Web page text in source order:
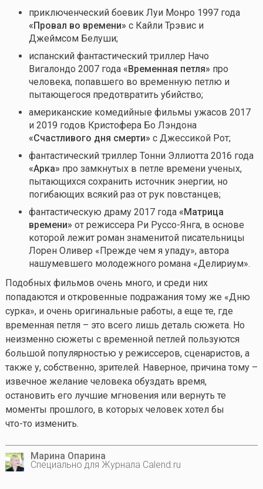
приключенческий боевик Луи Монро 1997 года
«Провал во времени» с Кайли Трэвис и
Джеймсом Белуши;
испанский фантастический триллер Начо
Вигалондо 2007 года «Временная петля» про
человека, попавшего во временную петлю и
пытающегося предотвратить убийство;
американские комедийные фильмы ужасов 2017
и 2019 годов Кристофера Бо Лэндона
«Счастливого дня смерти» с Джессикой Рот;
фантастический триллер Тонни Эллиотта 2016 года
«Арка» про замкнутых в петле времени ученых,
пытающихся сохранить источник энергии, но
погибающих всякий раз от рук повстанцев;
фантастическую драму 2017 года «Матрица
времени» от режиссера Ри Руссо-Янга, в основе
которой лежит роман знаменитой писательницы
Лорен Оливер «Прежде чем я упаду», автора
нашумевшего молодежного романа «Делириум».
Подобных фильмов очень много, и среди них
попадаются и откровенные подражания тому же «Дню
сурка», и очень оригинальные работы, а еще те, где
временная петля – это всего лишь деталь сюжета. Но
неизменно сюжеты с временной петлей пользуются
большой популярностью у режиссеров, сценаристов, а
также у, собственно, зрителей. Наверное, причина тому –
извечное желание человека обуздать время,
остановить его лучшие мгновения или вернуть те
моменты прошлого, в которых человек хотел бы
что-то изменить.
Марина Опарина
Специально для Журнала Calend.ru